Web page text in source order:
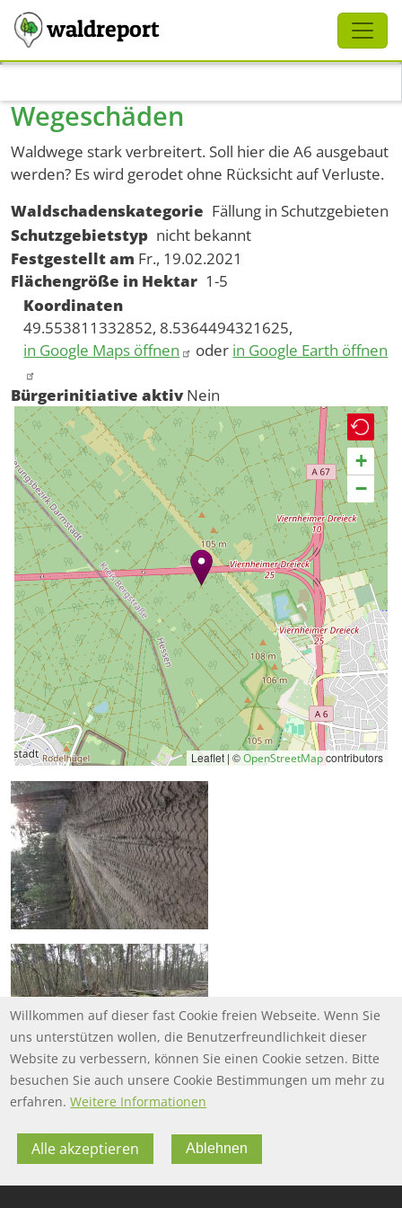
waldreport
Wegeschäden
Waldwege stark verbreitert. Soll hier die A6 ausgebaut
werden? Es wird gerodet ohne Rücksicht auf Verluste.
Waldschadenskategorie Fällung in Schutzgebieten
Schutzgebietstyp nicht bekannt
Festgestellt am Fr., 19.02.2021
Flächengröße in Hektar 1-5
Koordinaten
49.553811332852, 8.5364494321625,
in Google Maps öffnen
oder in Google Earth öffnen
Bürgerinitiative aktiv Nein
+
−
Leaflet | ©OpenStreetMapcontributors
Schliessen
FOOTER MENU
FAQ
FOOTER-DATENSCHUTZ
Datenschutz
FOOTER-IMPRESSUM
Impressum
Willkommen auf dieser fast Cookie freien Webseite. Wenn Sie
uns unterstützen wollen, die Benutzerfreundlichkeit dieser
Website zu verbessern, können Sie einen Cookie setzen. Bitte
besuchen Sie auch unsere Cookie Bestimmungen um mehr zu
erfahren. Weitere Informationen
Alle akzeptieren Ablehnen